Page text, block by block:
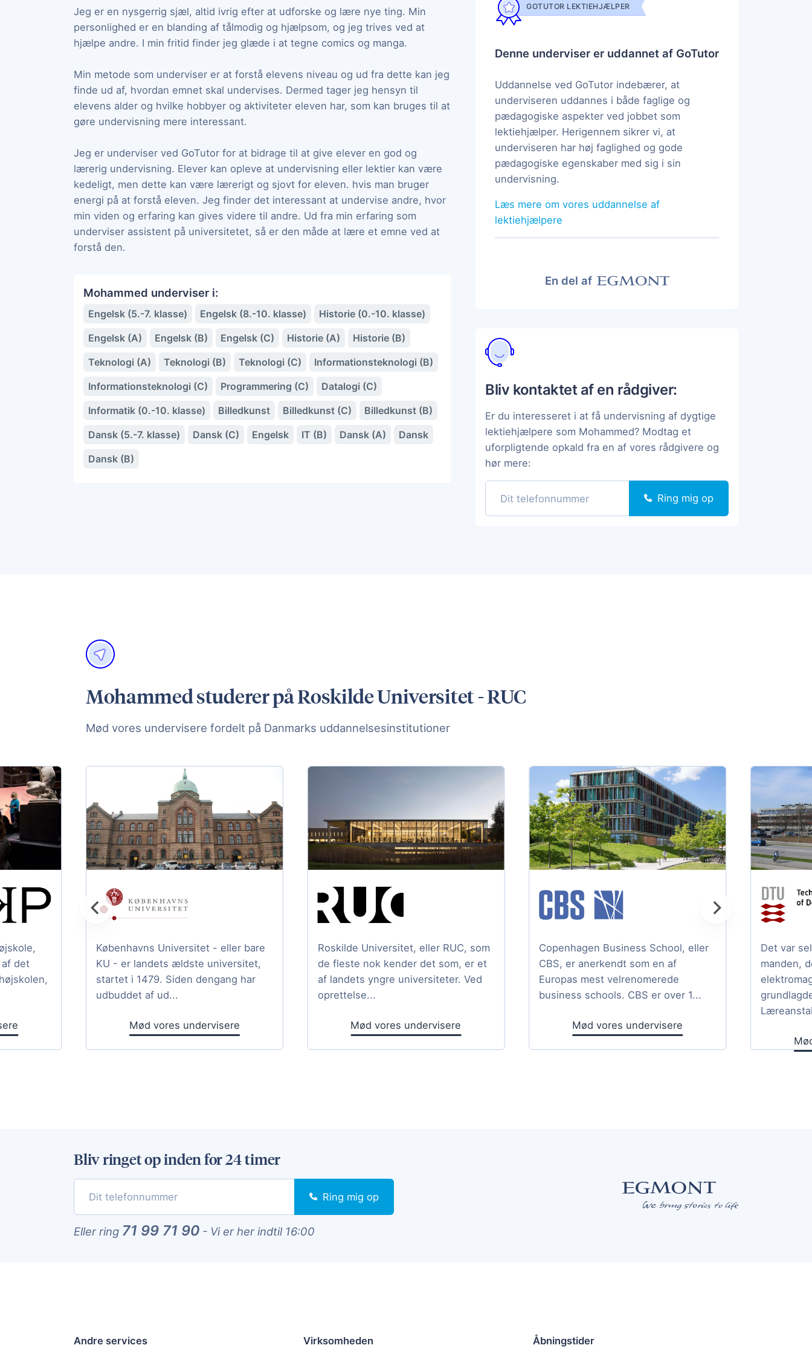
Jeg er en nysgerrig sjæl, altid ivrig efter at udforske og lære nye ting. Min
personlighed er en blanding af tålmodig og hjælpsom, og jeg trives ved at
hjælpe andre. I min fritid finder jeg glæde i at tegne comics og manga.
Min metode som underviser er at forstå elevens niveau og ud fra dette kan jeg
finde ud af, hvordan emnet skal undervises. Dermed tager jeg hensyn til
elevens alder og hvilke hobbyer og aktiviteter eleven har, som kan bruges til at
gøre undervisning mere interessant.
Jeg er underviser ved GoTutor for at bidrage til at give elever en god og
lærerig undervisning. Elever kan opleve at undervisning eller lektier kan være
kedeligt, men dette kan være lærerigt og sjovt for eleven. hvis man bruger
energi på at forstå eleven. Jeg finder det interessant at undervise andre, hvor
min viden og erfaring kan gives videre til andre. Ud fra min erfaring som
underviser assistent på universitetet, så er den måde at lære et emne ved at
forstå den.
Mohammed underviser i:
Engelsk (5.-7. klasse) Engelsk (8.-10. klasse)
Historie (0.-10. klasse)
Engelsk (A)
Engelsk (B) Engelsk (C) Historie (A)
Historie (B)
Teknologi (A)
Teknologi (B) Teknologi (C)
Informationsteknologi (B)
Informationsteknologi (C)
Programmering (C)
Datalogi (C)
Informatik (0.-10. klasse)
Billedkunst Billedkunst (C)
Billedkunst (B)
Dansk (5.-7. klasse)
Dansk (C) Engelsk IT (B) Dansk (A)
Dansk
Dansk (B)
GOTUTOR LEKTIEHJÆLPER
Denne underviser er uddannet af GoTutor
Uddannelse ved GoTutor indebærer, at
underviseren uddannes i både faglige og
pædagogiske aspekter ved jobbet som
lektiehjælper. Herigennem sikrer vi, at
underviseren har høj faglighed og gode
pædagogiske egenskaber med sig i sin
undervisning.
Læs mere om vores uddannelse af
lektiehjælpere
En del af
Bliv kontaktet af en rådgiver:
Er du interesseret i at få undervisning af dygtige
lektiehjælpere som Mohammed? Modtag et
uforpligtende opkald fra en af vores rådgivere og
hør mere:
Ring mig op
Mohammed studerer på Roskilde Universitet - RUC
Mød vores undervisere fordelt på Danmarks uddannelsesinstitutioner
Roskilde Universitet, eller RUC, som
de fleste nok kender det som, er et
af landets yngre universiteter. Ved
oprettelse...
Mød vores undervisere
Copenhagen Business School, eller
CBS, er anerkendt som en af
Europas mest velrenomerede
business schools. CBS er over 1...
Mød vores undervisere
Det var
manden,
det
Københavns Universitet - eller bare
KU - er landets ældste universitet,
startet i 1479. Siden dengang har
udbuddet af ud...
Mød vores undervisere
Bliv ringet op inden for 24 timer
Ring mig op
Eller ring 71 99 71 90 - Vi er her indtil 16:00
Andre services Virksomheden Åbningstider